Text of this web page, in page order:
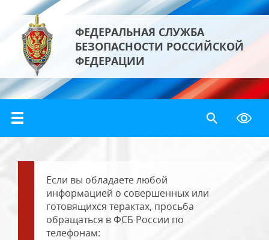
ФЕДЕРАЛЬНАЯ СЛУЖБА
БЕЗОПАСНОСТИ РОССИЙСКОЙ
ФЕДЕРАЦИИ
Если вы обладаете любой
информацией о совершенных или
готовящихся терактах, просьба
обращаться в ФСБ России по
телефонам: